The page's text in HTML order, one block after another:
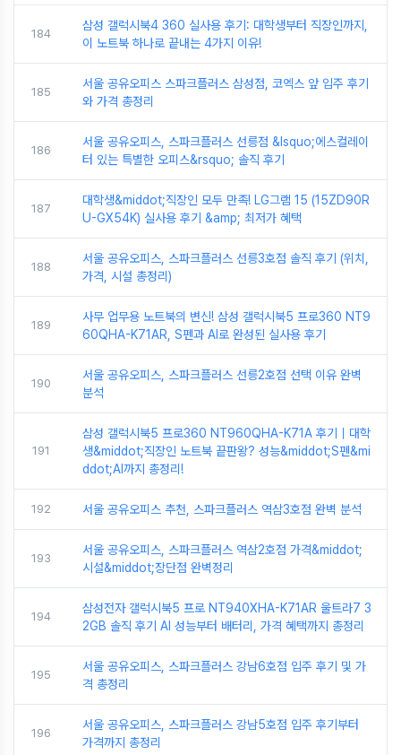
184
삼성 갤럭시북4 360 실사용 후기: 대학생부터 직장인까지,
이 노트북 하나로 끝내는 4가지 이유!
185
서울 공유오피스 스파크플러스 삼성점, 코엑스 앞 입주 후기
와 가격 총정리
186
서울 공유오피스, 스파크플러스 선릉점 &lsquo;에스컬레이
터 있는 특별한 오피스&rsquo; 솔직 후기
187
대학생&middot;직장인 모두 만족! LG그램 15 (15ZD90R
U-GX54K) 실사용 후기 &amp; 최저가 혜택
188
서울 공유오피스, 스파크플러스 선릉3호점 솔직 후기 (위치,
가격, 시설 총정리)
189
사무 업무용 노트북의 변신! 삼성 갤럭시북5 프로360 NT9
60QHA-K71AR, S펜과 AI로 완성된 실사용 후기
190
서울 공유오피스, 스파크플러스 선릉2호점 선택 이유 완벽
분석
191
삼성 갤럭시북5 프로360 NT960QHA-K71A 후기｜대학
생&middot;직장인 노트북 끝판왕? 성능&middot;S펜&mi
ddot;AI까지 총정리!
192 서울 공유오피스 추천, 스파크플러스 역삼3호점 완벽 분석
193
서울 공유오피스, 스파크플러스 역삼2호점 가격&middot;
시설&middot;장단점 완벽정리
194
삼성전자 갤럭시북5 프로 NT940XHA-K71AR 울트라7 3
2GB 솔직 후기 AI 성능부터 배터리, 가격 혜택까지 총정리
195
서울 공유오피스, 스파크플러스 강남6호점 입주 후기 및 가
격 총정리
196
서울 공유오피스, 스파크플러스 강남5호점 입주 후기부터
가격까지 총정리